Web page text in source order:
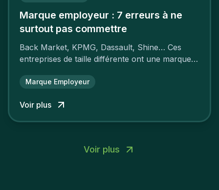
Marque employeur : 7 erreurs à ne
surtout pas commettre
Back Market, KPMG, Dassault, Shine… Ces
entreprises de taille différente ont une marque
attractivité et une fidélisation à faire pâlir leurs
Marque Employeur
Voir plus
Voir plus